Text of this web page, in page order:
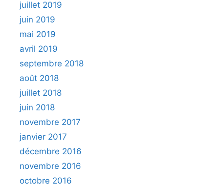
juillet 2019
juin 2019
mai 2019
avril 2019
septembre 2018
août 2018
juillet 2018
juin 2018
novembre 2017
janvier 2017
décembre 2016
novembre 2016
octobre 2016